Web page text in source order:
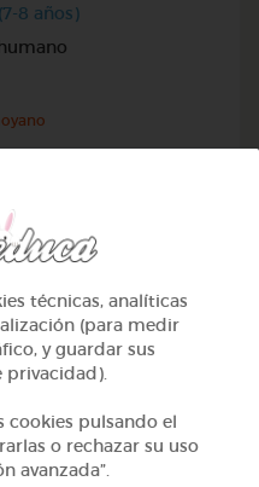
8 años)
técnicas, analíticas
(para medir
y guardar sus
privacidad).
cookies pulsando el
o rechazar su uso
avanzada”.